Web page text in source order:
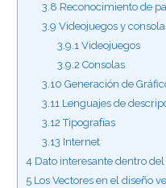
3.8 Reconocimiento de
3.9 Videojuegos y
3.9.1 Videojuegos
3.9.2 Consolas
3.10 Generación de
3.11Lenguajes de
3.12 Tipografías
3.13 Internet
4 Dato interesante dentro
5 Los Vectores en el diseño